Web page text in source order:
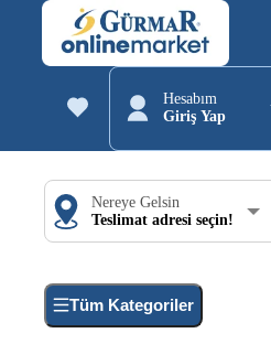
Hesabım
Giriş Yap
Nereye Gelsin
Teslimat adresi seçin!
Tüm Kategoriler